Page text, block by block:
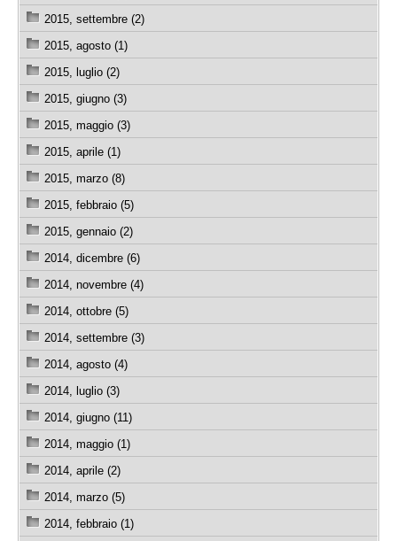
2015, settembre (2)
2015, agosto (1)
2015, luglio (2)
2015, giugno (3)
2015, maggio (3)
2015, aprile (1)
2015, marzo (8)
2015, febbraio (5)
2015, gennaio (2)
2014, dicembre (6)
2014, novembre (4)
2014, ottobre (5)
2014, settembre (3)
2014, agosto (4)
2014, luglio (3)
2014, giugno (11)
2014, maggio (1)
2014, aprile (2)
2014, marzo (5)
2014, febbraio (1)